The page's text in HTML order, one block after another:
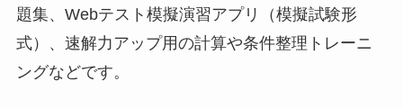
題集、Webテスト模擬演習アプリ（模擬試験形
式）、速解力アップ用の計算や条件整理トレーニ
ングなどです。